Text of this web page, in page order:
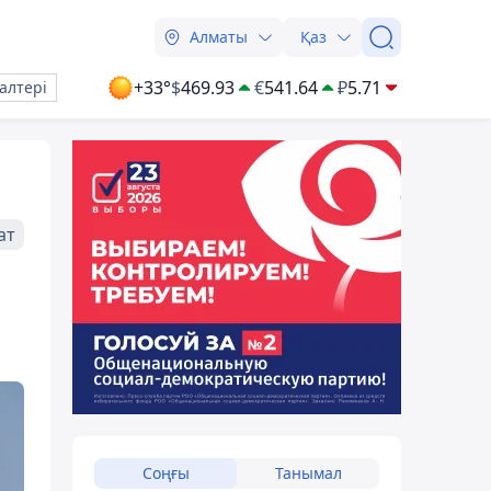
Алматы Қаз
+33°$469.93 €541.64 ₽5.71
Соңғы Танымал